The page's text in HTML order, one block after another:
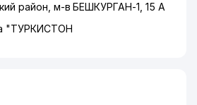
район м-в БЕШКУРГАН-1 , 15 А
"ТУРКИСТОН